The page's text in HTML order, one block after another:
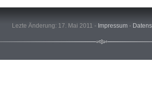
Lezte Änderung: 17. Mai 2011 - Impressum -